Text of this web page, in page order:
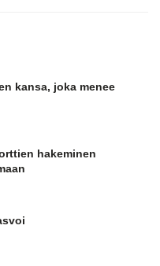
kansa, joka menee
hakeminen